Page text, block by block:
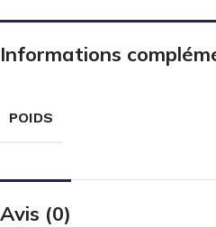
Informations
POIDS
Avis (0)